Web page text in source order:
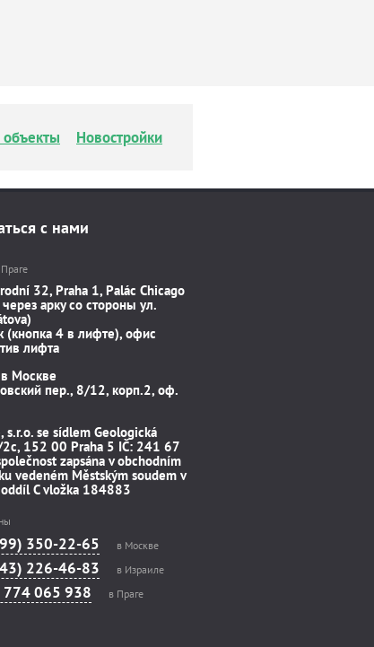
Новостройки
с нами
32, Praha 1, Palác Chicago
арку со стороны ул.
(кнопка 4 в лифте), офис
лифта
Москве
пер., 8/12, корп.2, оф.
s.r.o. se sídlem Geologická
152 00 Praha 5 IČ: 241 67
zapsána v obchodním
vedeném Městským soudem v
C vložka 184883
350-22-65 в Москве
226-46-83 в Израиле
774 065 938 в Праге